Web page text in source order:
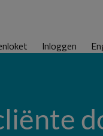
Inloggen